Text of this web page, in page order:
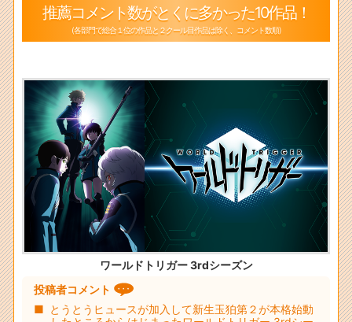
推薦コメント数がとくに多かった10作品！
(各部門で総合１位の作品と２クール目作品は除く、コメント数順)
ワールドトリガー 3rdシーズン
投稿者コメント
とうとうヒュースが加入して新生玉狛第２が本格始動